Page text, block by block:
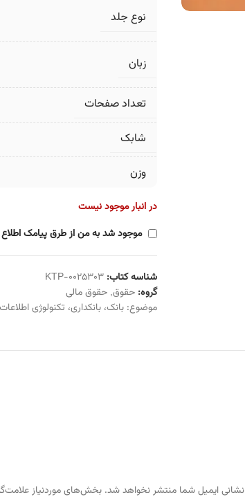
نوع جلد
زبان
تعداد صفحات
شابک
وزن
در انبار موجود نیست
موجود شد به من از طرق پیامک
شناسه کتاب:KTP-0025303
گروه: حقوق, حقوق مالی
موضوع:بانک،بانکداری، تکنولوژی اطلاعات
نشانی ایمیل شما منتشر نخواهد شد. بخش‌های موردنیاز